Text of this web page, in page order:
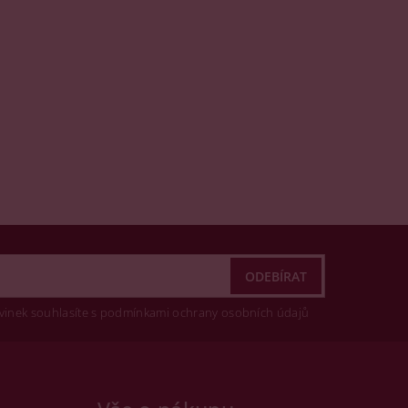
souhlasíte s podmínkami ochrany osobních údajů